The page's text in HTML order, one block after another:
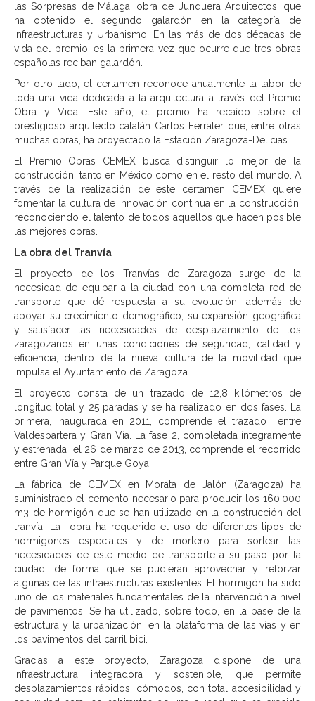
las Sorpresas de Málaga, obra de Junquera Arquitectos, que
ha obtenido el segundo galardón en la categoría de
Infraestructuras y Urbanismo. En las más de dos décadas de
vida del premio, es la primera vez que ocurre que tres obras
españolas reciban galardón.
Por otro lado, el certamen reconoce anualmente la labor de
toda una vida dedicada a la arquitectura a través del Premio
Obra y Vida. Este año, el premio ha recaído sobre el
prestigioso arquitecto catalán Carlos Ferrater que, entre otras
muchas obras, ha proyectado la Estación Zaragoza-Delicias.
El Premio Obras CEMEX busca distinguir lo mejor de la
construcción, tanto en México como en el resto del mundo. A
través de la realización de este certamen CEMEX quiere
fomentar la cultura de innovación continua en la construcción,
reconociendo el talento de todos aquellos que hacen posible
las mejores obras.
La obra del Tranvía
El proyecto de los Tranvías de Zaragoza surge de la
necesidad de equipar a la ciudad con una completa red de
transporte que dé respuesta a su evolución, además de
apoyar su crecimiento demográfico, su expansión geográfica
y satisfacer las necesidades de desplazamiento de los
zaragozanos en unas condiciones de seguridad, calidad y
eficiencia, dentro de la nueva cultura de la movilidad que
impulsa el Ayuntamiento de Zaragoza.
El proyecto consta de un trazado de 12,8 kilómetros de
longitud total y 25 paradas y se ha realizado en dos fases. La
primera, inaugurada en 2011, comprende el trazado entre
Valdespartera y Gran Vía. La fase 2, completada íntegramente
y estrenada el 26 de marzo de 2013, comprende el recorrido
entre Gran Vía y Parque Goya.
La fábrica de CEMEX en Morata de Jalón (Zaragoza) ha
suministrado el cemento necesario para producir los 160.000
m3 de hormigón que se han utilizado en la construcción del
tranvía. La obra ha requerido el uso de diferentes tipos de
hormigones especiales y de mortero para sortear las
necesidades de este medio de transporte a su paso por la
ciudad, de forma que se pudieran aprovechar y reforzar
algunas de las infraestructuras existentes. El hormigón ha sido
uno de los materiales fundamentales de la intervención a nivel
de pavimentos. Se ha utilizado, sobre todo, en la base de la
estructura y la urbanización, en la plataforma de las vías y en
los pavimentos del carril bici.
Gracias a este proyecto, Zaragoza dispone de una
infraestructura integradora y sostenible, que permite
desplazamientos rápidos, cómodos, con total accesibilidad y